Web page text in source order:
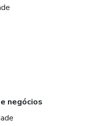
negócios